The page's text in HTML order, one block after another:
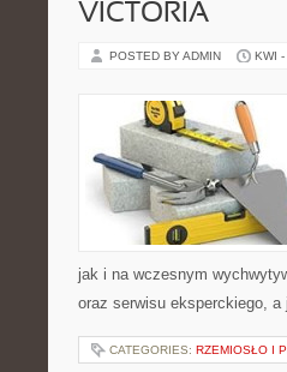
VICTORIA
POSTED BY ADMIN KWI
jak i na wczesnym
oraz serwisu eksperckiego,
CATEGORIES: RZEMIOSŁO I